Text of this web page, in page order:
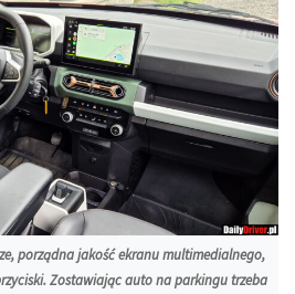
porządna jakość ekranu multimedialnego,
Zostawiając auto na parkingu trzeba